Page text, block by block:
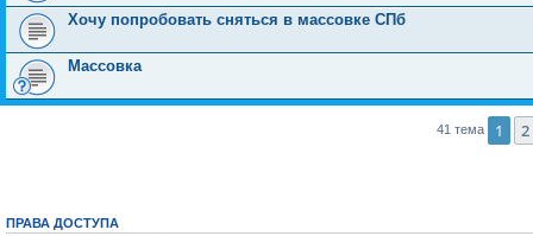
Хочу попробовать сняться в массовке СПб
Массовка
41 тема 1 2
ПРАВА ДОСТУПА